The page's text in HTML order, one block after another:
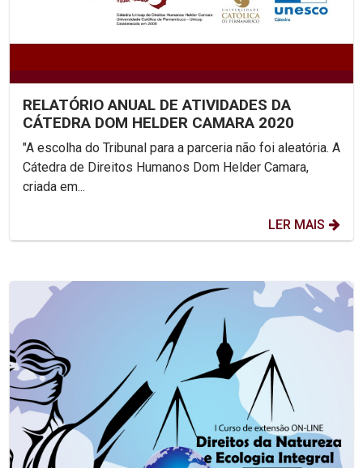
RELATÓRIO ANUAL DE ATIVIDADES DA
CÁTEDRA DOM HELDER CAMARA 2020
"A escolha do Tribunal para a parceria não foi aleatória. A
Cátedra de Direitos Humanos Dom Helder Camara,
criada em...
LER MAIS